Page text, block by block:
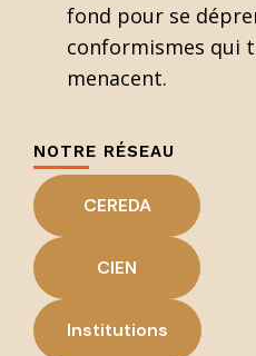
fond pour se
conformismes qui
menacent.
NOTRE RÉSEAU
CEREDA
CIEN
Institutions